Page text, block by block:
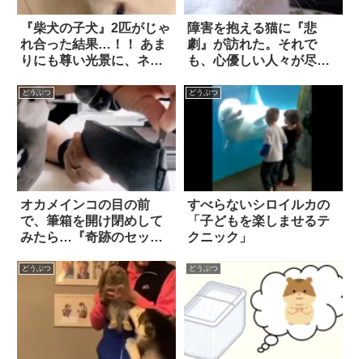
『柴犬の子犬』2匹がじゃ
れ合った結果…！！ あま
りにも尊い光景に、ネッ
が続出中
障害を抱える猫に『悲
劇』が訪れた。それで
も、心優しい人々が尽力
どうぶつ
オカメインコの目の前
で、筆箱を開け閉めして
みたら…『奇跡のセッシ
どうぶつ
すべらないシロイルカの
「子どもを楽しませるテ
クニック」
どうぶつ どうぶつ